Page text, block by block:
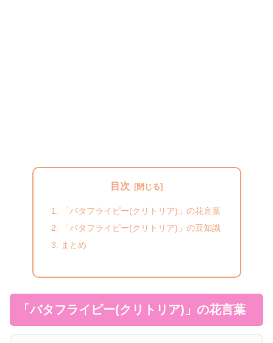
目次
「バタフライピー(クリトリア)」の花言葉
「バタフライピー(クリトリア)」の豆知識
まとめ
「バタフライピー(クリトリア)」の花言葉